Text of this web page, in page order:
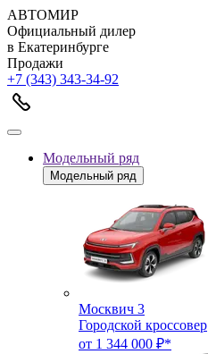
АВТОМИР
Официальный дилер
в Екатеринбурге
Продажи
+7 (343) 343-34-92
Модельный ряд
Модельный ряд
Москвич 3
Городской кроссовер
от 1 344 000 ₽*